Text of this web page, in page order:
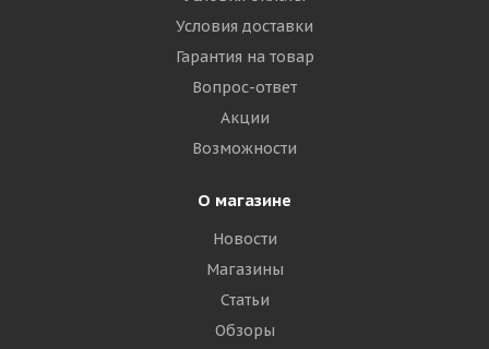
Условия доставки
Гарантия на товар
Вопрос-ответ
Акции
Возможности
О магазине
Новости
Магазины
Статьи
Обзоры